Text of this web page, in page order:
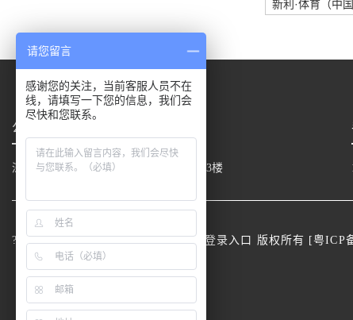
新利·体育（中
公司地址
深圳市宝安区新桥街道中心路同方中心13楼
? 2024 新利·体育（中国）官方网站-登录入口 版权所有 [粤ICP
请您留言
感谢您的关注，当前客服人员不在
线，请填写一下您的信息，我们会
尽快和您联系。